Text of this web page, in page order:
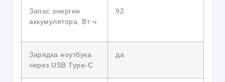
Запас энергии
аккумулятора, Вт·ч
92
Зарядка ноутбука
через USB Type-C
да